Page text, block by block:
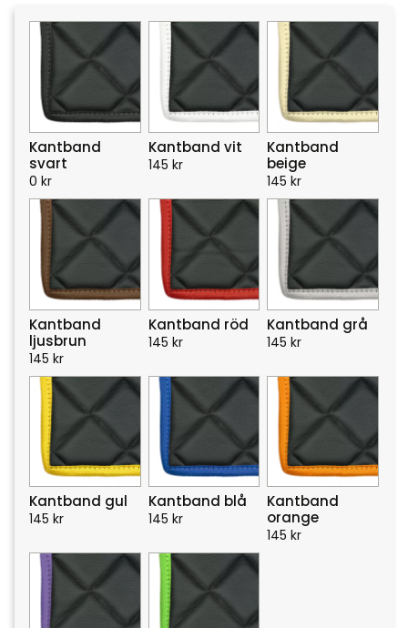
Kantband
svart
0 kr
Kantband vit
145 kr
Kantband
beige
145 kr
Kantband
ljusbrun
145 kr
Kantband röd
145 kr
Kantband grå
145 kr
Kantband gul
145 kr
Kantband blå
145 kr
Kantband
orange
145 kr